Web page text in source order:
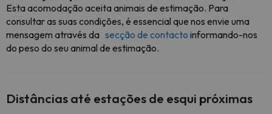
Esta acomodação aceita animais de estimação. Para
consultar as suas condições, é essencial que nos envie uma
mensagem através da secção de contacto informando-nos
do peso do seu animal de estimação.
Distâncias até estações de esqui próximas